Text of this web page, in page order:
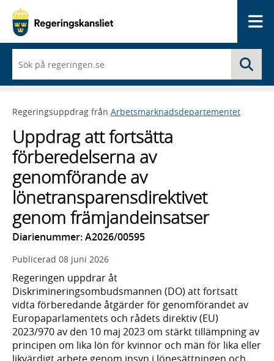
du
börjar
skriva
framträder
lista
med
sökförslag
Regeringsuppdrag från Arbetsmarknadsdepartementet
Uppdrag att fortsätta
förberedelserna av
genomförande av
lönetransparensdirektivet
genom främjandeinsatser
Diarienummer: A2026/00595
Publicerad 08 juni 2026
Regeringen uppdrar åt
Diskrimineringsombudsmannen (DO) att fortsatt
vidta förberedande åtgärder för genomförandet av
Europaparlamentets och rådets direktiv (EU)
2023/970 av den 10 maj 2023 om stärkt tillämpning av
principen om lika lön för kvinnor och män för lika eller
likvärdigt arbete genom insyn i lönesättningen och